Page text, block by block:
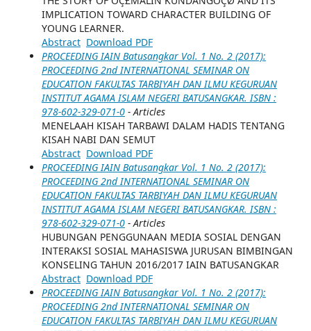
IMPLICATION TOWARD CHARACTER BUILDING OF
YOUNG LEARNER.
Abstract Download PDF
PROCEEDING IAIN Batusangkar Vol. 1 No. 2 (2017):
PROCEEDING 2nd INTERNATIONAL SEMINAR ON
EDUCATION FAKULTAS TARBIYAH DAN ILMU KEGURUAN
INSTITUT AGAMA ISLAM NEGERI BATUSANGKAR. ISBN :
978-602-329-071-0 - Articles
MENELAAH KISAH TARBAWI DALAM HADIS TENTANG
KISAH NABI DAN SEMUT
Abstract Download PDF
PROCEEDING IAIN Batusangkar Vol. 1 No. 2 (2017):
PROCEEDING 2nd INTERNATIONAL SEMINAR ON
EDUCATION FAKULTAS TARBIYAH DAN ILMU KEGURUAN
INSTITUT AGAMA ISLAM NEGERI BATUSANGKAR. ISBN :
978-602-329-071-0 - Articles
HUBUNGAN PENGGUNAAN MEDIA SOSIAL DENGAN
INTERAKSI SOSIAL MAHASISWA JURUSAN BIMBINGAN
KONSELING TAHUN 2016/2017 IAIN BATUSANGKAR
Abstract Download PDF
PROCEEDING IAIN Batusangkar Vol. 1 No. 2 (2017):
PROCEEDING 2nd INTERNATIONAL SEMINAR ON
EDUCATION FAKULTAS TARBIYAH DAN ILMU KEGURUAN